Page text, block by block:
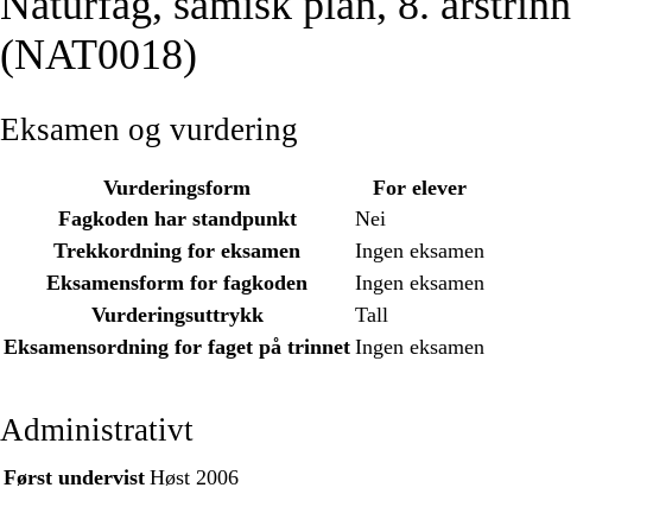
(NAT0018)
Eksamen og vurdering
Vurderingsform
For elever
Fagkoden har standpunkt
Nei
Trekkordning for eksamen
Ingen eksamen
Eksamensform for fagkoden
Ingen eksamen
Vurderingsuttrykk
Tall
Eksamensordning for faget på trinnet Ingen eksamen
Administrativt
Først undervist Høst 2006